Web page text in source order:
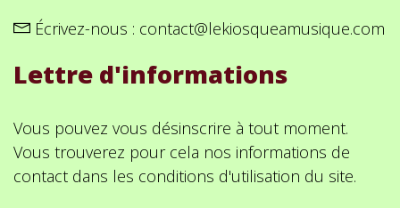
Écrivez-nous : contact@lekiosqueamusique.com
Lettre d'informations
Vous pouvez vous désinscrire à tout moment.
Vous trouverez pour cela nos informations de
contact dans les conditions d'utilisation du site.